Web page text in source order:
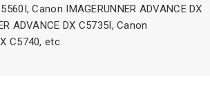
Canon IMAGERUNNER ADVANCE DX
ADVANCE DX C5735I, Canon
C5740, etc.